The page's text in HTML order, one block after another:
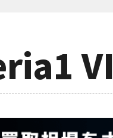
VI